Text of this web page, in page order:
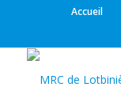
Accueil